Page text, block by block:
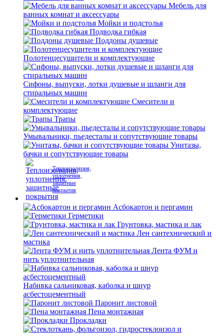
Мебель для
ванных комнат и аксессуары
Мойки и подстолья
Подводка гибкая
Поддоны душевые
Полотенцесушители и комплектующие
Сифоны, выпуски, лотки душевые и шланги для
стиральных машин
Смесители и
комплектующие
Трапы
Умывальники, пьедесталы и сопутствующие товары
Унитазы,
бачки и сопутствующие товары
Теплоизоляция,
уплотнения,
защитные
покрытия
Асбокартон и пергамин
Герметики
Грунтовка, мастика и лак
Лен сантехнический и
мастика
Лента ФУМ и
нить уплотнительная
Набивка сальниковая, каболка и шнур
асбестоцементный
Паронит листовой
Пена монтажная
Прокладки